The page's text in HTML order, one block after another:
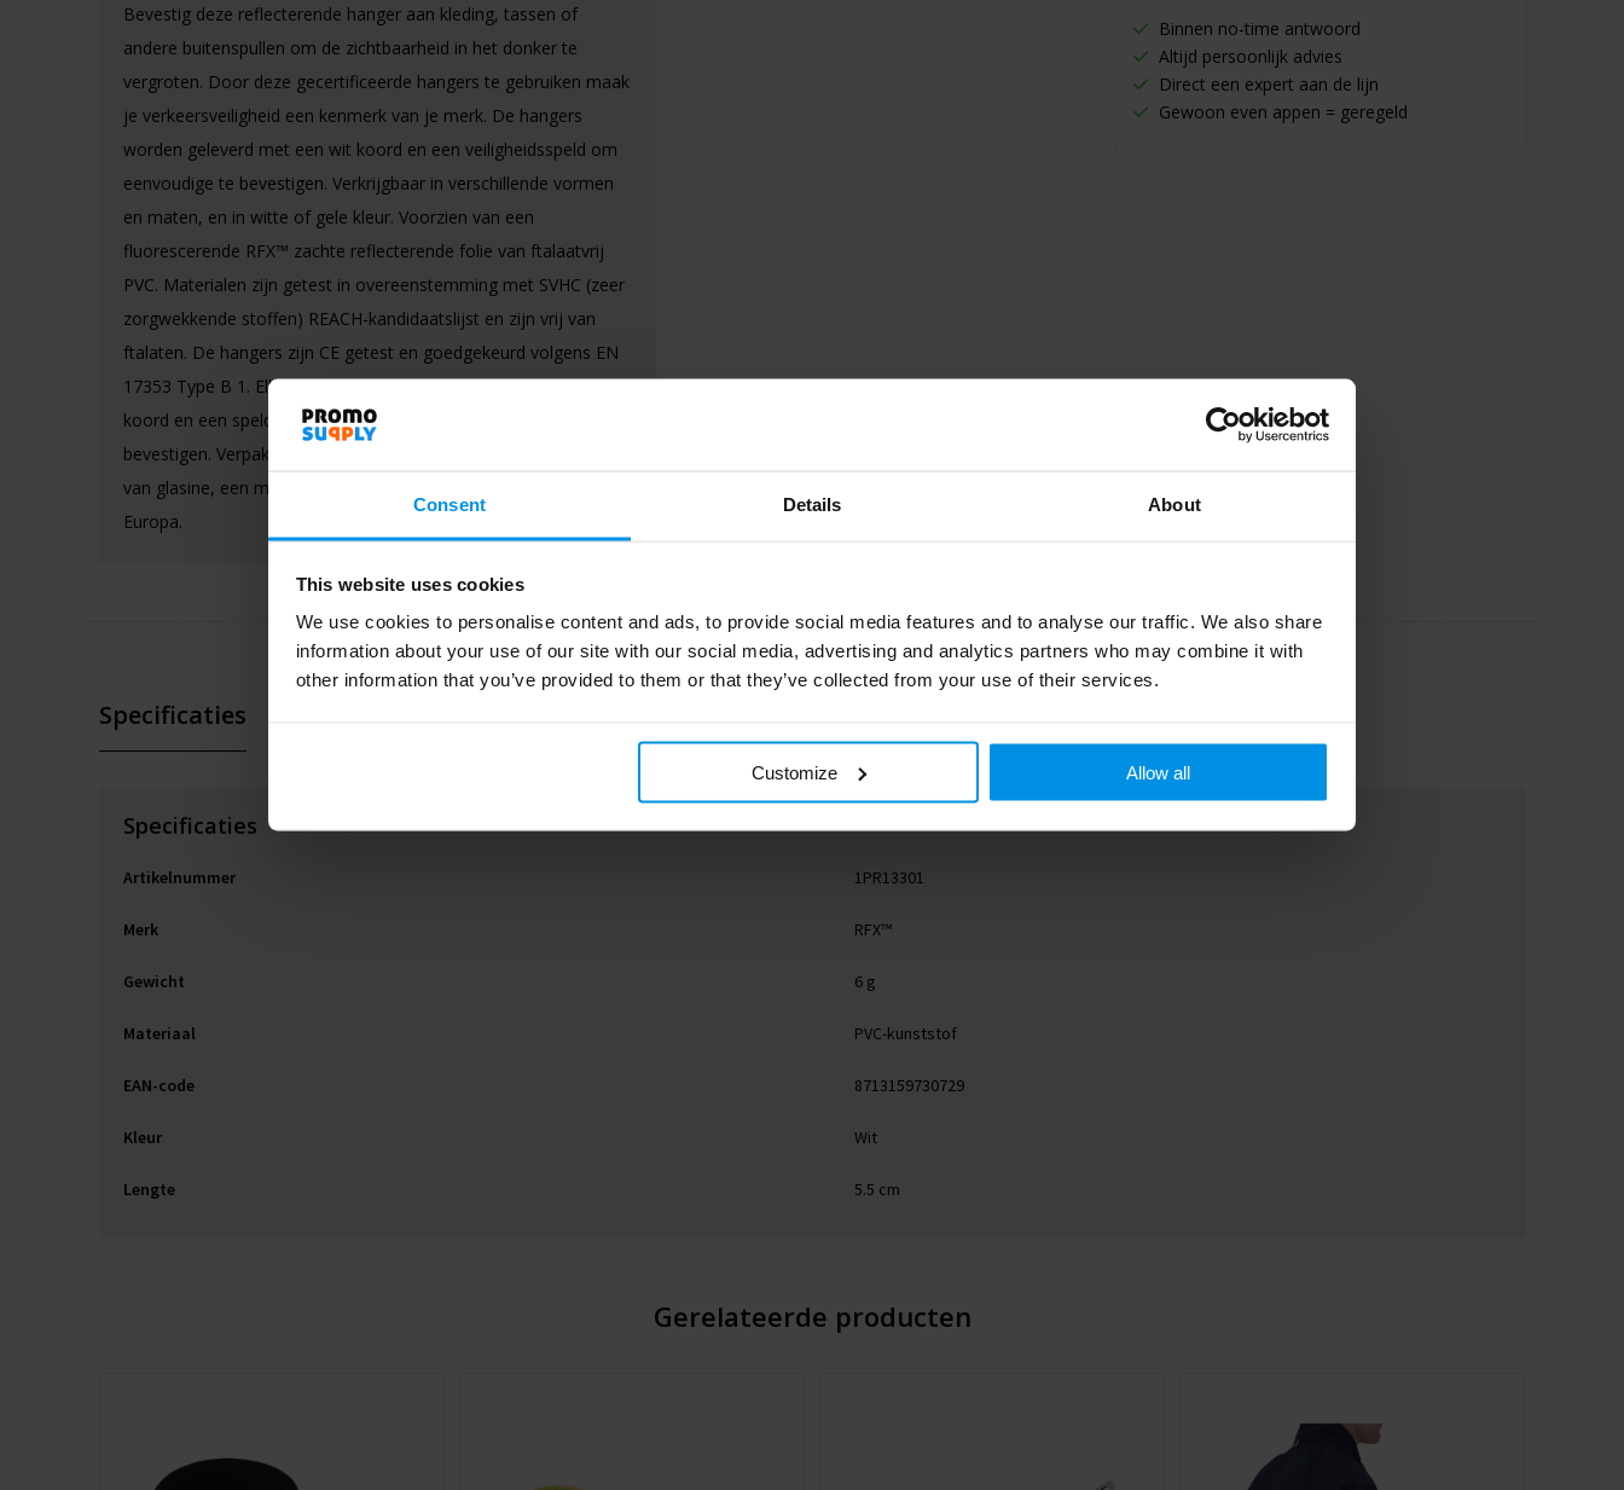
Consent Details About
This website uses cookies
We use cookies to personalise content and ads, to provide social media features and to analyse our traffic. We also share
information about your use of our site with our social media, advertising and analytics partners who may combine it with
other information that you’ve provided to them or that they’ve collected from your use of their services.
Customize Allow all
Bevestig deze reflecterende hanger aan kleding, tassen of
andere buitenspullen om de zichtbaarheid in het donker te
vergroten. Door deze gecertificeerde hangers te gebruiken maak
je verkeersveiligheid een kenmerk van je merk. De hangers
worden geleverd met een wit koord en een veiligheidsspeld om
eenvoudige te bevestigen. Verkrijgbaar in verschillende vormen
en maten, en in witte of gele kleur. Voorzien van een
fluorescerende RFX™ zachte reflecterende folie van ftalaatvrij
PVC. Materialen zijn getest in overeenstemming met SVHC (zeer
zorgwekkende stoffen) REACH-kandidaatslijst en zijn vrij van
ftalaten. De hangers zijn CE getest en goedgekeurd volgens EN
17353 Type B 1. Elk item wordt geleverd met een 10 cm lange
koord en een speld om het gemakkelijk aan een tas, jas etc. te
bevestigen. Verpakt samen met een informatieblad in een zakje
van glasine, een materiaal gemaakt van houtpulp Gemaakt in
Europa.
Binnen no-time antwoord
Altijd persoonlijk advies
Direct een expert aan de lijn
Gewoon even appen = geregeld
Specificaties
Specificaties
Artikelnummer 1PR13301
Merk RFX™
Gewicht 6 g
Materiaal PVC-kunststof
EAN-code 8713159730729
Kleur Wit
Lengte 5.5 cm
Gerelateerde producten